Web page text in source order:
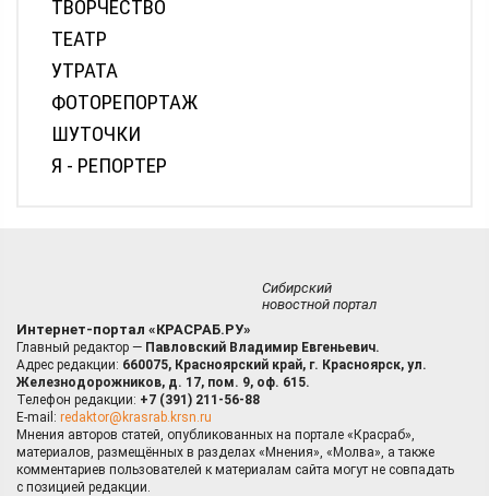
ТВОРЧЕСТВО
ТЕАТР
УТРАТА
ФОТОРЕПОРТАЖ
ШУТОЧКИ
Я - РЕПОРТЕР
Сибирский
новостной портал
Интернет-портал «КРАСРАБ.РУ»
Главный редактор — Павловский Владимир Евгеньевич.
Адрес редакции: 660075, Красноярский край, г. Красноярск, ул.
Железнодорожников, д. 17, пом. 9, оф. 615.
Телефон редакции: +7 (391) 211-56-88
E-mail: redaktor@krasrab.krsn.ru
Мнения авторов статей, опубликованных на портале «Красраб»,
материалов, размещённых в разделах «Мнения», «Молва», а также
комментариев пользователей к материалам сайта могут не совпадать
с позицией редакции.